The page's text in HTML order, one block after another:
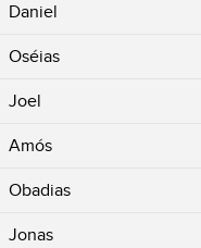
Daniel
Oséias
Joel
Amós
Obadias
Jonas